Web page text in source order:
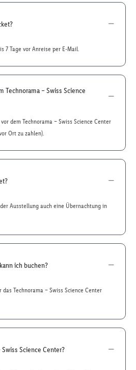
7 Tage vor Anreise per E-Mail.
Technorama – Swiss Science
dem Technorama – Swiss Science Center
Ort zu zahlen).
Ausstellung auch eine Übernachtung in
ich buchen?
Technorama – Swiss Science Center
Science Center?